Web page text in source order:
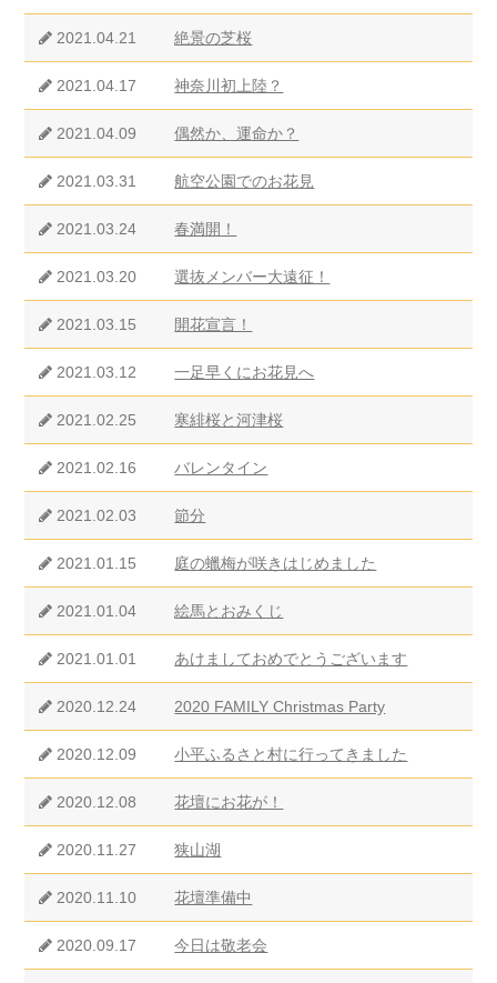
2021.04.21 絶景の芝桜
2021.04.17 神奈川初上陸？
2021.04.09 偶然か、運命か？
2021.03.31 航空公園でのお花見
2021.03.24 春満開！
2021.03.20 選抜メンバー大遠征！
2021.03.15 開花宣言！
2021.03.12 一足早くにお花見へ
2021.02.25 寒緋桜と河津桜
2021.02.16 バレンタイン
2021.02.03 節分
2021.01.15 庭の蠟梅が咲きはじめました
2021.01.04 絵馬とおみくじ
2021.01.01 あけましておめでとうございます
2020.12.24 2020 FAMILY Christmas Party
2020.12.09 小平ふるさと村に行ってきました
2020.12.08 花壇にお花が！
2020.11.27 狭山湖
2020.11.10 花壇準備中
2020.09.17 今日は敬老会